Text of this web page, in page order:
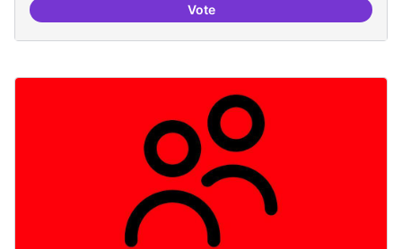
VoteCampanya de comunicació